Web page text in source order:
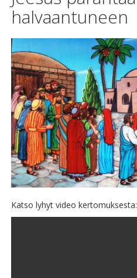
halvaantuneen
Katso lyhyt video kertomuksesta: